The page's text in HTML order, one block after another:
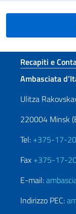
Recapiti e
Ambasciata
Ulitza
220004 Minsk
Tel: +375-17-
Fax +375-17-
E-mail:
Indirizzo PEC: